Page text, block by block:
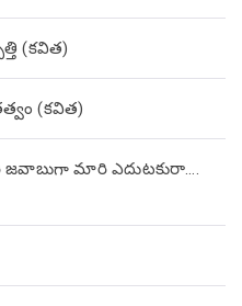
(కవిత)
(కవిత)
జవాబుగా మారి ఎదుటకురా….